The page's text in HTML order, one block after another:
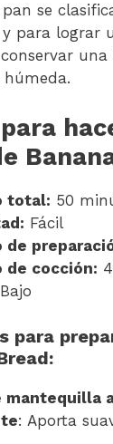
se
y para lograr
total: 50
Fácil
de
de cocción:
Bajo
para
mantequilla
: Aporta